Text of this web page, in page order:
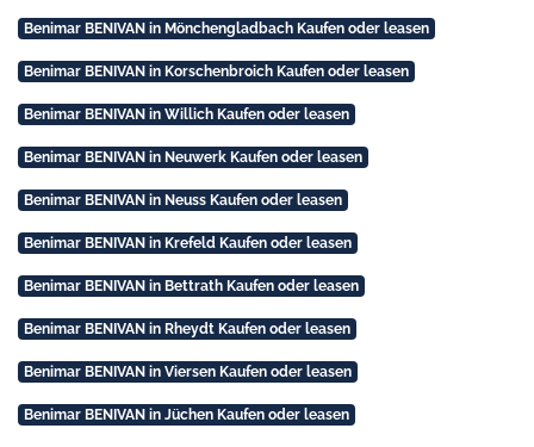
Benimar BENIVAN in Mönchengladbach Kaufen oder leasen
Benimar BENIVAN in Korschenbroich Kaufen oder leasen
Benimar BENIVAN in Willich Kaufen oder leasen
Benimar BENIVAN in Neuwerk Kaufen oder leasen
Benimar BENIVAN in Neuss Kaufen oder leasen
Benimar BENIVAN in Krefeld Kaufen oder leasen
Benimar BENIVAN in Bettrath Kaufen oder leasen
Benimar BENIVAN in Rheydt Kaufen oder leasen
Benimar BENIVAN in Viersen Kaufen oder leasen
Benimar BENIVAN in Jüchen Kaufen oder leasen